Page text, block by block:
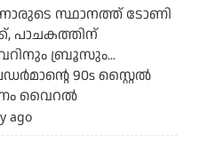
സ്ഥാനത്ത് ടോണി
പാചകത്തിന്
ബ്രൂസും...
90s സ്റ്റൈല്‍
വൈറല്‍
ago